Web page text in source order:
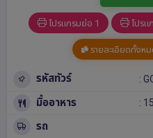
โปรแกรมย่อ 1 โปรแ
รายละเอียดทั้งห
รหัสทัวร์ :
มื้ออาหาร :
รถ